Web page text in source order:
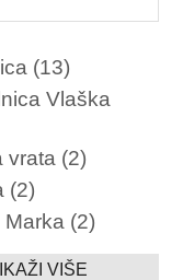
(13)
Vlaška
vrata (2)
(2)
Marka (2)
VIŠE